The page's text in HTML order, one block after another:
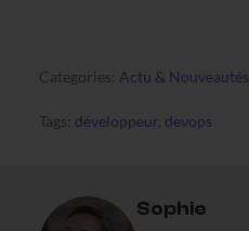
Categories: Actu & Nouveautés
Tags: développeur, devops
Sophie